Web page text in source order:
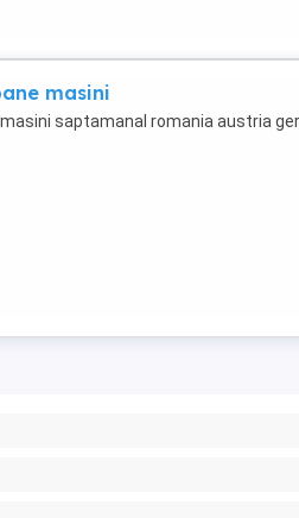
masini
saptamanal romania austria